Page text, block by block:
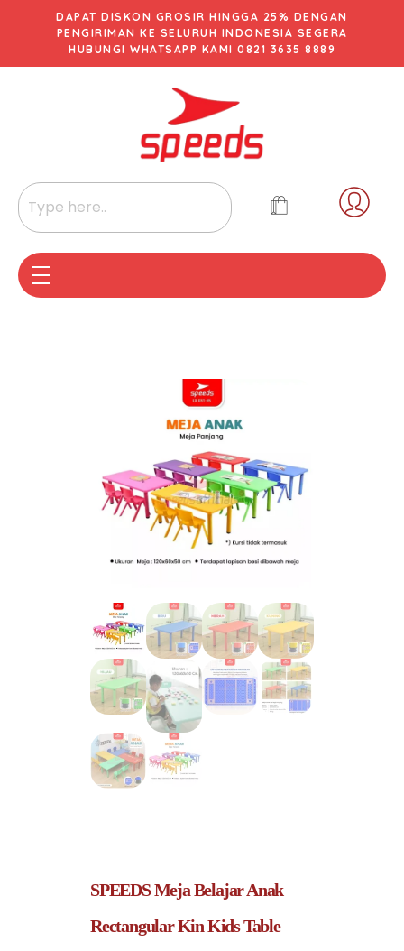
DAPAT DISKON GROSIR HINGGA 25% DENGAN
PENGIRIMAN KE SELURUH INDONESIA SEGERA
HUBUNGI WHATSAPP KAMI 0821 3635 8889
SPEEDS Meja Belajar Anak
Rectangular Kin Kids Table